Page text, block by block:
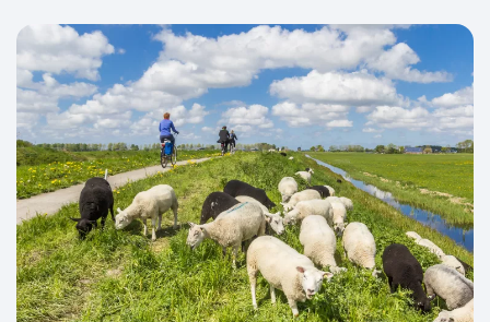
Dag 3
Uithuizen - Anjum
56 km
Onze fietsreizen zijn er in verschillende niveaus
zodat er voor iedereen een leuke fietsreis te vinden
is. De sterren geven je een indicatie van het
fietsniveau: